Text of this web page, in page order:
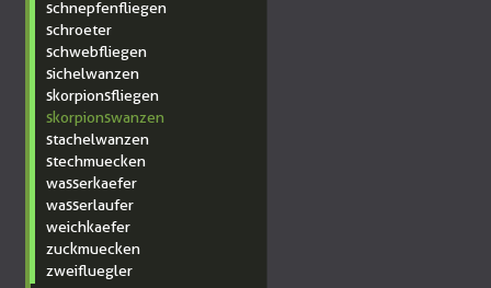
schnepfenfliegen
schroeter
schwebfliegen
sichelwanzen
skorpionsfliegen
skorpionswanzen
stachelwanzen
stechmuecken
wasserkaefer
wasserlaufer
weichkaefer
zuckmuecken
zweifluegler